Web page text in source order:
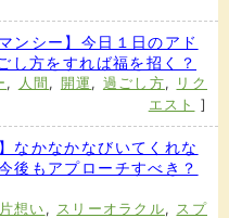
ンシー】今日１日のアド
し方をすれば福を招く？
, 人間 , 開運 , 過ごし方,
リク
エスト
]
なかなかなびいてくれな
後もアプローチすべき？
片想い , スリーオラクル, スプ